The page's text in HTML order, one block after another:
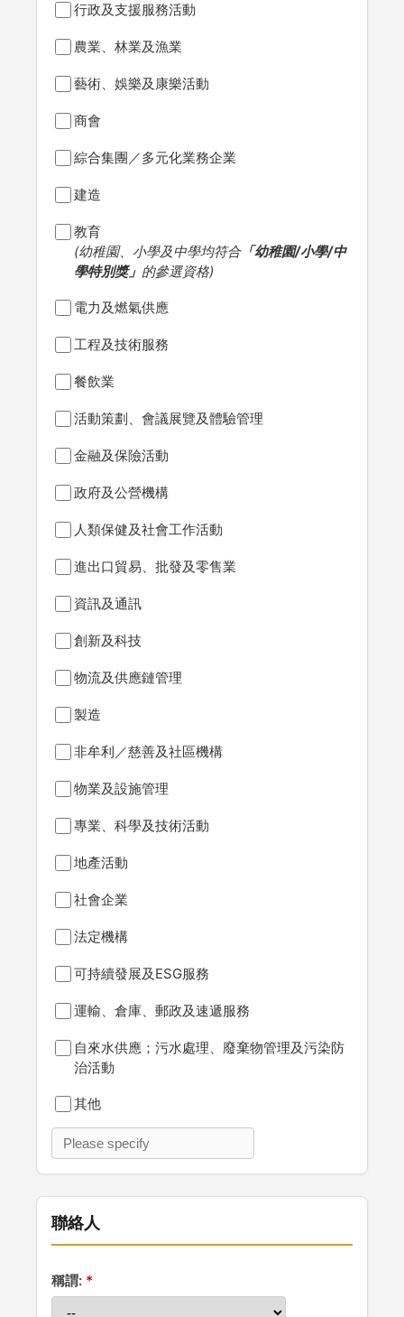
行政及支援服務活動
農業、林業及漁業
藝術、娛樂及康樂活動
商會
綜合集團／多元化業務企業
建造
教育
(幼稚園、小學及中學均符合「幼稚園/小學/中
學特別獎」 的參選資格)
電力及燃氣供應
工程及技術服務
餐飲業
活動策劃、會議展覽及體驗管理
金融及保險活動
政府及公營機構
人類保健及社會工作活動
進出口貿易、批發及零售業
資訊及通訊
創新及科技
物流及供應鏈管理
製造
非牟利／慈善及社區機構
物業及設施管理
專業、科學及技術活動
地產活動
社會企業
法定機構
可持續發展及ESG服務
運輸、倉庫、郵政及速遞服務
自來水供應；污水處理、廢棄物管理及污染防
治活動
其他
聯絡人
稱謂: